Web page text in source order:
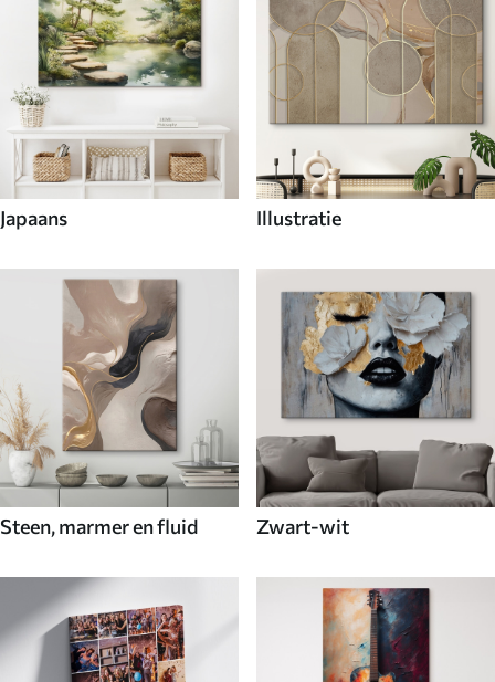
Japaans Illustratie
Steen, marmer en fluid Zwart-wit